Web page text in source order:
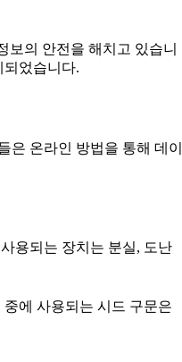
의 안전을 해치고 있습니
었습니다.
은 온라인 방법을 통해 데이
용되는 장치는 분실, 도난
에 사용되는 시드 구문은